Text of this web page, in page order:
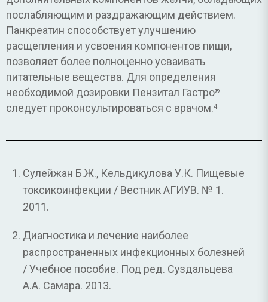
послабляющим и раздражающим действием.
Панкреатин способствует улучшению
расщепления и усвоения компонентов пищи,
позволяет более полноценно усваивать
питательные вещества. Для определения
необходимой дозировки Пензитал Гастро®
следует проконсультироваться с врачом.4
Сулейжан Б.Ж., Кельдикулова У.К. Пищевые
токсикоинфекции / Вестник АГИУВ. № 1.
2011.
Диагностика и лечение наиболее
распространенных инфекционных болезней
/ Учебное пособие. Под ред. Суздальцева
А.А. Самара. 2013.